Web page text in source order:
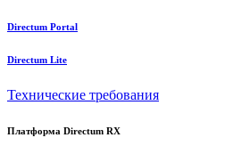
Directum Portal
Directum Lite
Технические требования
Платформа Directum RX